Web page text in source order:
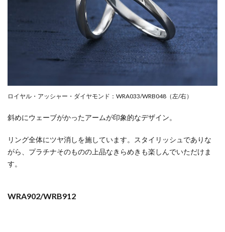
ロイヤル・アッシャー・ダイヤモンド：WRA033/WRB048（左/右）
斜めにウェーブがかったアームが印象的なデザイン。
リング全体にツヤ消しを施しています。スタイリッシュでありな
がら、プラチナそのものの上品なきらめきも楽しんでいただけま
す。
WRA902/WRB912